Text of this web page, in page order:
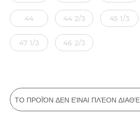
44 44 2/3 45 1/3
47 1/3 46 2/3
ΤΟ ΠΡΟΪΌΝ ΔΕΝ ΕΊΝΑΙ ΠΛΈΟΝ